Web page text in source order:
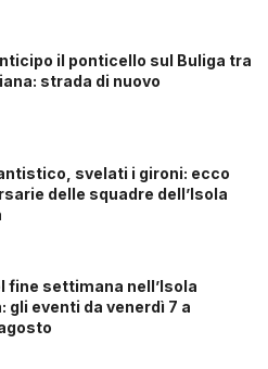
il ponticello sul Buliga tra
strada di nuovo
svelati i gironi: ecco
delle squadre dell’Isola
fine settimana nell’Isola
gli eventi da venerdì 7 a